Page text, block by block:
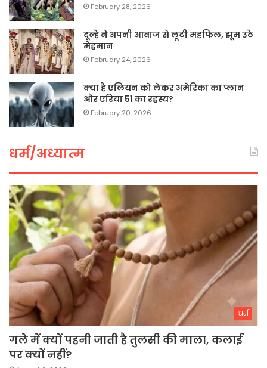
February 28, 2026
दूल्हे ने अपनी आवाज से लूटी महफिल, झूम उठे
मेहमान
February 24, 2026
क्या है एलियन को लेकर अमेरिका का प्लान
और एरिया 51 का रहस्य?
February 20, 2026
धर्म/अध्यात्म
धर्म
गले में क्यों पहनी जाती है तुलसी की माला, कलाई
पर क्यों नहीं?